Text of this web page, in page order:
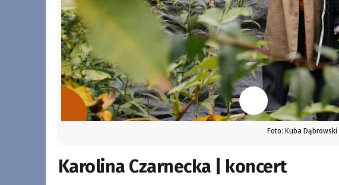
Foto: Kuba Dąbrowski
Karolina Czarnecka | koncert